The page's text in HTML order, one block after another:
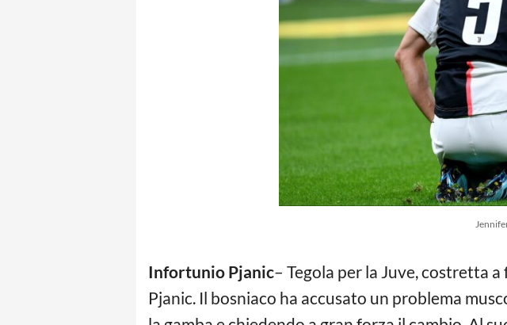
Infortunio Pjanic– Tegola per la Juve, costretta
Pjanic. Il bosniaco ha accusato un problema